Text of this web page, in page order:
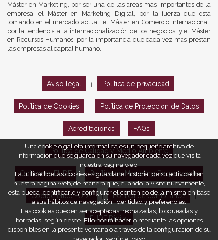
Máster en Marketing, por ser una de las áreas más importantes de la
empresa, el Máster en Marketing Digital, por la fuerza que está
tomando en el mercado actual, el Máster en Comercio Internacional,
por la tendencia a la internacionalización de los negocios, y el Máster
en Recursos Humanos, por la importancia que cada vez más prestan
las empresas al capital humano.
Aviso legal Política de privacidad
Política de Cookies Política de Protección de Datos
Acreditaciones FAQs
Política de Calidad y Medio Ambiente
Opiniones EUDE Política de Marketing Responsable
Código ético EUDE Política de compliance
EUDE Digital
Una cookie o galleta informática es un pequeño archivo de
información que se guarda en su navegador cada vez que visita
nuestra página web.
La utilidad de las cookies es guardar el historial de su actividad en
nuestra página web, de manera que, cuando la visite nuevamente,
ésta pueda identificarle y configurar el contenido de la misma en base
a sus hábitos de navegación, identidad y preferencias.
Las cookies pueden ser aceptadas, rechazadas, bloqueadas y
borradas, según desee. Ello podrá hacerlo mediante las opciones
disponibles en la presente ventana o a través de la configuración de su